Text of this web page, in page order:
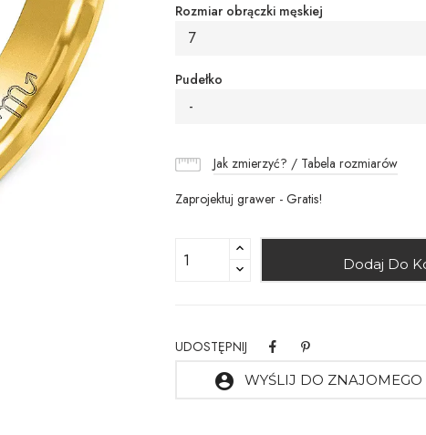
Rozmiar obrączki męskiej
7
Pudełko
-
Jak zmierzyć? / Tabela rozmiarów
Zaprojektuj grawer - Gratis!
Dodaj Do
UDOSTĘPNIJ
account_circle WYŚLIJ DO ZNAJOMEGO